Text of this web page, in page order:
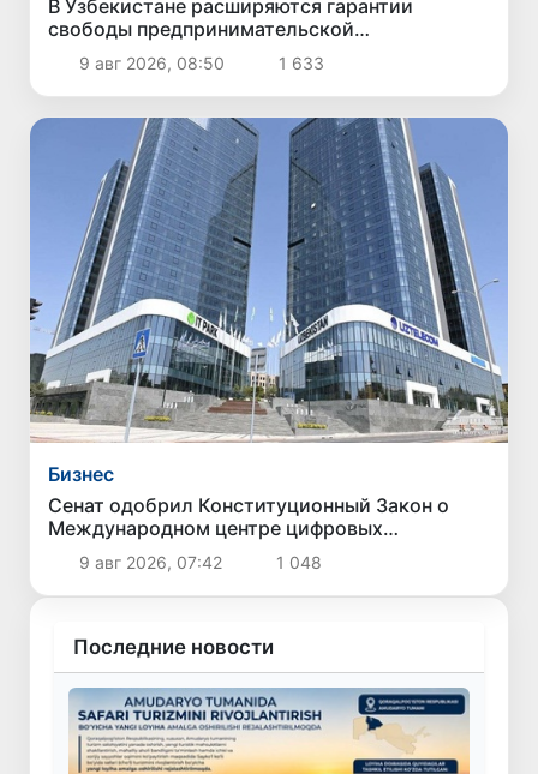
В Узбекистане расширяются гарантии
свободы предпринимательской
деятельности
9 авг 2026, 08:50 1 633
Бизнес
Сенат одобрил Конституционный Закон о
Международном центре цифровых
технологий «Enterprise Uzbekistan»
9 авг 2026, 07:42 1 048
Последние новости